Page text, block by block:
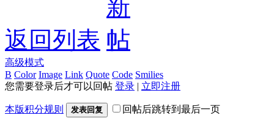
返回列表
高级模式
B Color Image Link Quote Code Smilies
您需要登录后才可以回帖 登录 | 立即注册
本版积分规则 发表回复 回帖后跳转到最后一页